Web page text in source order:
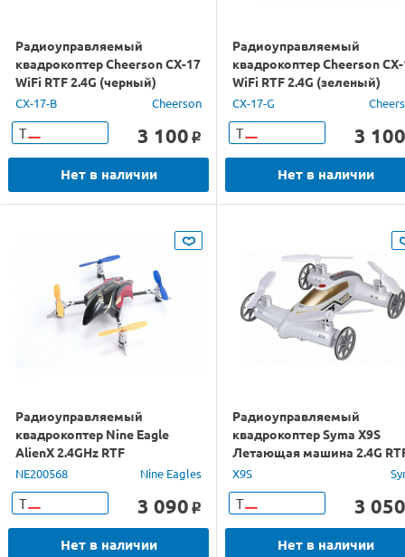
Радиоуправляемый
квадрокоптер Cheerson CX-17
WiFi RTF 2.4G (черный)
CX-17-B Cheerson
Т 3 100 o
Нет в наличии
Радиоуправляемый
квадрокоптер Cheerson
WiFi RTF 2.4G (зеленый)
CX-17-G
Т 3 100
Нет в наличии
Радиоуправляемый
квадрокоптер Nine Eagle
AlienX 2.4GHz RTF
NE200568 Nine Eagles
Т 3 090 o
Нет в наличии
Радиоуправляемый
квадрокоптер Syma X9S
Летающая машина 2.4G
X9S
Т 3 050
Нет в наличии